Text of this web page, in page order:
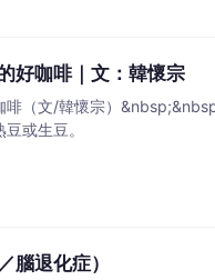
好咖啡｜文：韓懷宗
啡（文/韓懷宗）
或生豆。
腦退化症）